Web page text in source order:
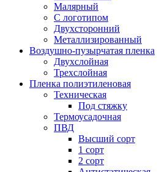
Малярный
С логотипом
Двухсторонний
Металлизированный
Воздушно-пузырчатая пленка
Двухслойная
Трехслойная
Пленка полиэтиленовая
Техническая
Под стяжку
Термоусадочная
ПВД
Высший сорт
1 сорт
2 сорт